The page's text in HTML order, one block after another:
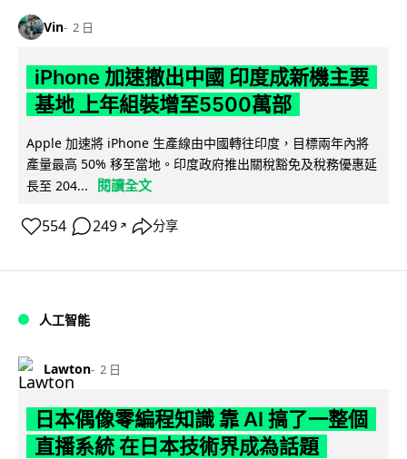
Vin 2 日
iPhone 加速撤出中國 印度成新機主要
基地 上年組裝增至5500萬部
Apple 加速將 iPhone 生產線由中國轉往印度，目標兩年內將
產量最高 50% 移至當地。印度政府推出關稅豁免及稅務優惠延
長至 204...
閱讀全文
554 249 ↗ 分享
人工智能
Lawton 2 日
日本偶像零編程知識 靠 AI 搞了一整個
直播系統 在日本技術界成為話題